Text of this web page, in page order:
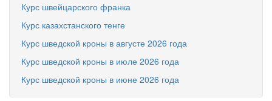
Курс швейцарского франка
Курс казахстанского тенге
Курс шведской кроны в августе 2026 года
Курс шведской кроны в июле 2026 года
Курс шведской кроны в июне 2026 года